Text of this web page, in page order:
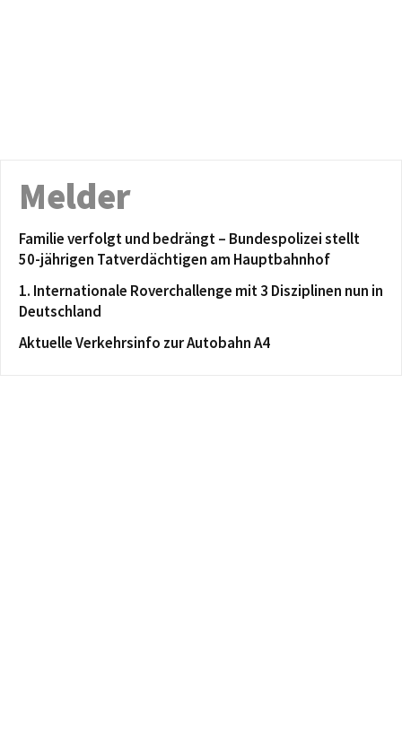
Melder
Familie verfolgt und bedrängt – Bundespolizei stellt
50-jährigen Tatverdächtigen am Hauptbahnhof
1. Internationale Roverchallenge mit 3 Disziplinen nun in
Deutschland
Aktuelle Verkehrsinfo zur Autobahn A4